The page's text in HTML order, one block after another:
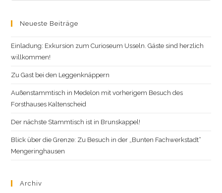
Neueste Beiträge
Einladung: Exkursion zum Curioseum Usseln. Gäste sind herzlich
willkommen!
Zu Gast bei den Leggenknäppern
Außenstammtisch in Medelon mit vorherigem Besuch des
Forsthauses Kaltenscheid
Der nächste Stammtisch ist in Brunskappel!
Blick über die Grenze: Zu Besuch in der „Bunten Fachwerkstadt“
Mengeringhausen
Archiv